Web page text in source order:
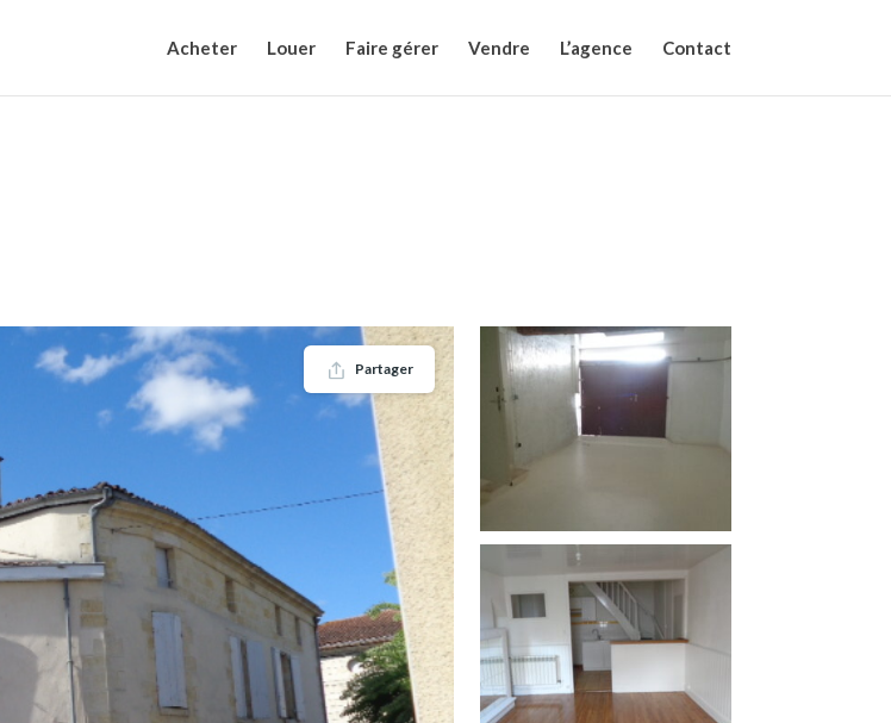
Acheter Louer Faire gérer Vendre L’agence Contact
Partager